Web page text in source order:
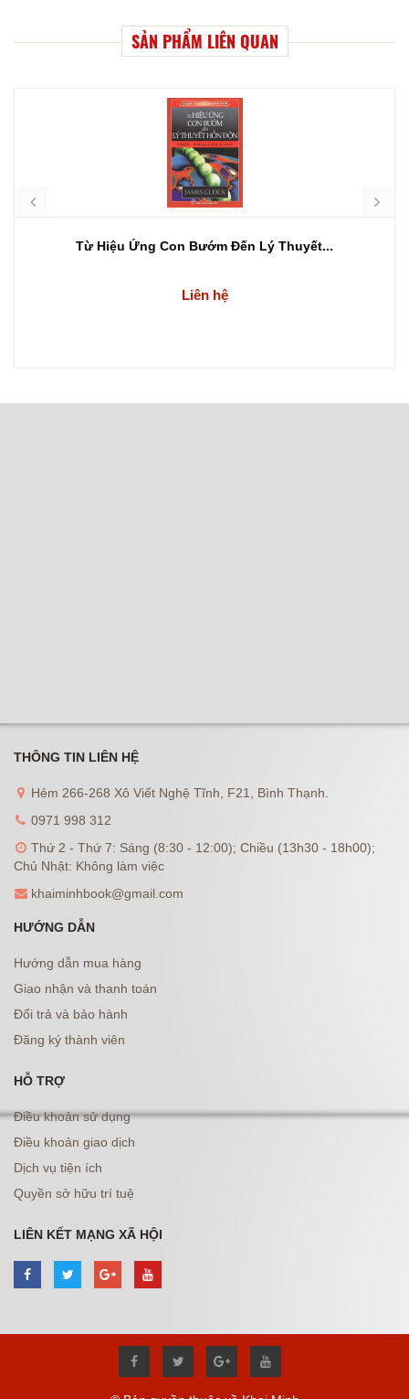
SẢN PHẨM LIÊN QUAN
Từ Hiệu Ứng Con Bướm Đến Lý Thuyết...
Liên hệ
THÔNG TIN LIÊN HỆ
Hẻm 266-268 Xô Viết Nghệ Tĩnh, F21, Bình Thạnh.
0971 998 312
Thứ 2 - Thứ 7: Sáng (8:30 - 12:00); Chiều (13h30 - 18h00);
Chủ Nhật: Không làm việc
khaiminhbook@gmail.com
HƯỚNG DẪN
Hướng dẫn mua hàng
Giao nhận và thanh toán
Đổi trả và bảo hành
Đăng ký thành viên
HỖ TRỢ
Điều khoản sử dụng
Điều khoản giao dịch
Dịch vụ tiện ích
Quyền sở hữu trí tuệ
LIÊN KẾT MẠNG XÃ HỘI